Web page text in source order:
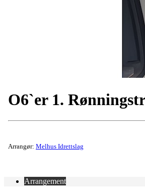
O6`er 1.
Arrangør: Melhus Idrettslag
Arrangement